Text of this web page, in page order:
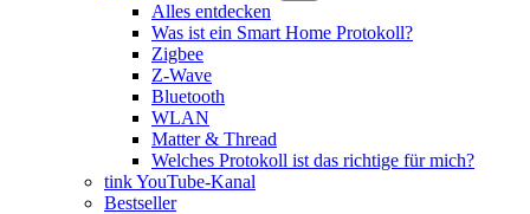
Alles entdecken
Was ist ein Smart Home Protokoll?
Zigbee
Z-Wave
Bluetooth
WLAN
Matter & Thread
Welches Protokoll ist das richtige für mich?
tink YouTube-Kanal
Bestseller